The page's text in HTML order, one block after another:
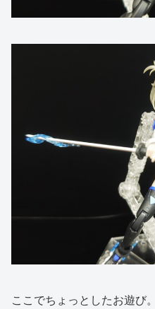
ここでちょっとしたお遊び。